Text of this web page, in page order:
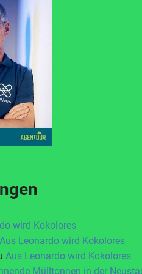
wird Kokolores
Aus Leonardo wird Kokolores
Aus Leonardo wird Kokolores
Mülltonnen in der